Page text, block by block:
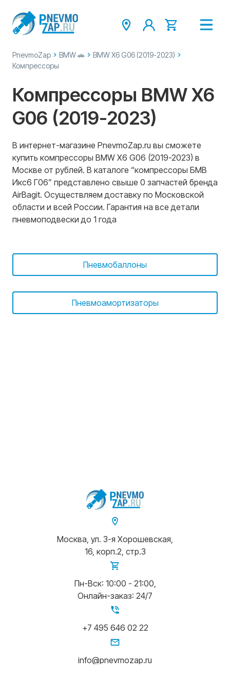
PnevmoZap BMW 🚗
BMW X6 G06 (2019-2023)
Компрессоры
Компрессоры BMW X6
G06 (2019-2023)
В интернет-магазине PnevmoZap.ru вы сможете
купить компрессоры BMW X6 G06 (2019-2023) в
Москве от рублей. В каталоге “компрессоры БМВ
Икс6 Г06” представлено свыше 0 запчастей бренда
AirBagit. Осуществляем доставку по Московской
области и всей России. Гарантия на все детали
пневмоподвески до 1 года
Пневмобаллоны
Пневмоамортизаторы
Москва, ул. 3-я Хорошевская,
16, корп.2, стр.3
Пн-Вск: 10:00 - 21:00,
Онлайн-заказ: 24/7
+7 495 646 02 22
info@pnevmozap.ru